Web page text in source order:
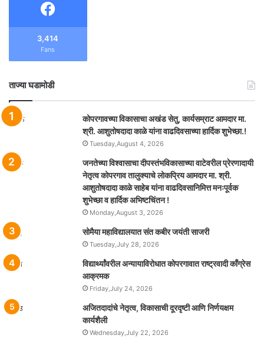
3,414
Fans
ताज्या घडामोडी
कोपरगावच्या विकासाचा अखंड सेतु, कार्यसम्राट आमदार मा.
श्री. आशुतोषदादा काळे यांना वाढदिवसाच्या हार्दिक शुभेच्छा.!
Tuesday,August 4, 2026
जनतेच्या विश्वासाचा दीपस्तंभविकासाच्या वाटेवरील प्रेरणादायी
नेतृत्व कोपरगाव तालुक्याचे लोकप्रिय आमदार मा. श्री.
आशुतोषदादा काळे साहेब यांना वाढदिवसानिमित्त मनःपूर्वक
शुभेच्छा व हार्दिक अभिष्टचिंतन !
Monday,August 3, 2026
सोमैया महाविद्यालयात संत कबीर जयंती साजरी
Tuesday,July 28, 2026
विद्यार्थ्यांवरील अन्यायाविरोधात कोपरगावात राष्ट्रवादी काँग्रेस
आक्रमक
Friday,July 24, 2026
अजितदादांचे नेतृत्व, विकासाची दूरदृष्टी आणि निर्णयक्षम
कार्यशैली
Wednesday,July 22, 2026